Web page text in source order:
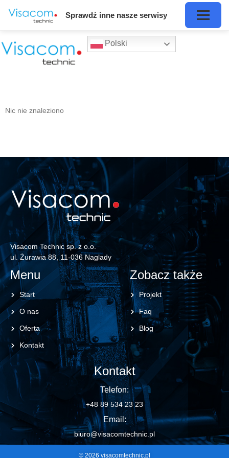
Polski
Nic nie znaleziono
Visacom Technic sp. z o.o.
ul. Żurawia 88, 11-036 Naglady
Menu
Start
O nas
Oferta
Kontakt
Zobacz także
Projekt
Faq
Blog
Kontakt
Telefon:
+48 89 534 23 23
Email:
biuro@visacomtechnic.pl
© 2026 visacomtechnic.pl
Sprawdź inne nasze serwisy